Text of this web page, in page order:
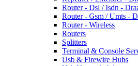
Router - Dsl / Isdn -
Router - Gsm / Umts -
Router - Wireless
Routers
Splitters
Terminal & Console
Usb & Firewire Hubs